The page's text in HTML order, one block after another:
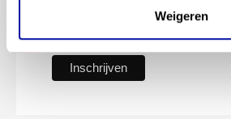
Weigeren
Moderne vreemde talen